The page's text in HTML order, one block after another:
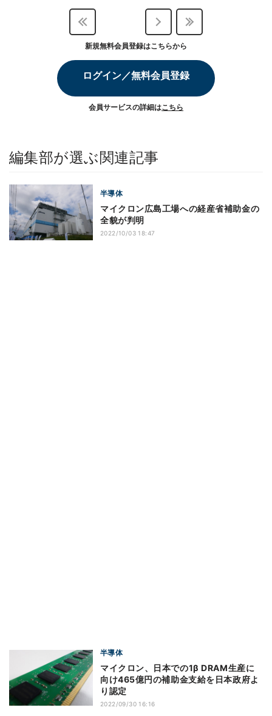
新規無料会員登録はこちらから
ログイン／無料会員登録
会員サービスの詳細はこちら
編集部が選ぶ関連記事
半導体
マイクロン広島工場への経産省補助金の
全貌が判明
2022/10/03 18:47
半導体
マイクロン、日本での1β DRAM生産に
向け465億円の補助金支給を日本政府よ
り認定
2022/09/30 16:16